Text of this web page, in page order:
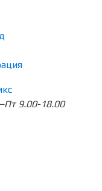
9.00-18.00